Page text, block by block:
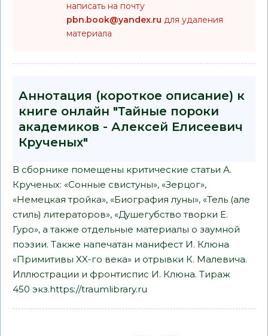
написать на почту
pbn.book@yandex.ru для удаления
материала
Аннотация (короткое описание) к
книге онлайн "Тайные пороки
академиков - Алексей Елисеевич
Крученых"
В сборнике помещены критические статьи А.
Крученых: «Сонные свистуны», «Зерцог»,
«Немецкая тройка», «Биография луны», «Тель (але
стиль) литераторов», «Душегубство творки Е.
Гуро», а также отдельные материалы о заумной
поэзии. Также напечатан манифест И. Клюна
«Примитивы XX-го века» и отрывки К. Малевича.
Иллюстрации и фронтиспис И. Клюна. Тираж
450 экз.https://traumlibrary.ru